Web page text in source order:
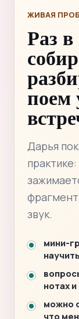
ЖИВАЯ
Раз
поем
Дарья
фрагмент
звук.
мини-
нотах
можно
что